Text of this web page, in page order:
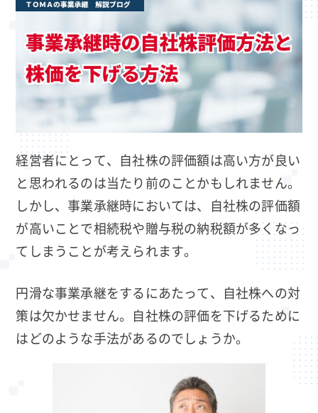
経営者にとって、自社株の評価額は高い方が良い
と思われるのは当たり前のことかもしれません。
しかし、事業承継時においては、自社株の評価額
が高いことで相続税や贈与税の納税額が多くなっ
てしまうことが考えられます。
円滑な事業承継をするにあたって、自社株への対
策は欠かせません。自社株の評価を下げるために
はどのような手法があるのでしょうか。